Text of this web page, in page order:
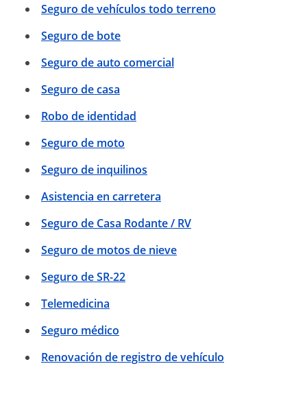
Seguro de vehículos todo terreno
Seguro de bote
Seguro de auto comercial
Seguro de casa
Robo de identidad
Seguro de moto
Seguro de inquilinos
Asistencia en carretera
Seguro de Casa Rodante / RV
Seguro de motos de nieve
Seguro de SR-22
Telemedicina
Seguro médico
Renovación de registro de vehículo